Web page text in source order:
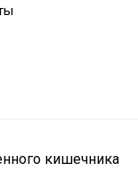
кишечника